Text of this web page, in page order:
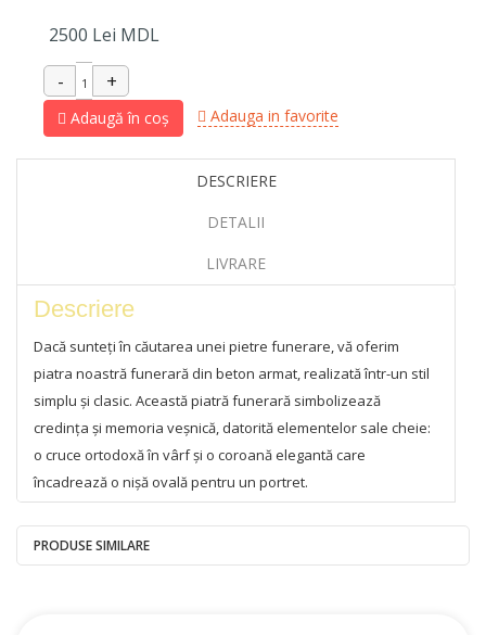
2500 Lei MDL
Adaugă în coș Adauga in favorite
DESCRIERE
DETALII
LIVRARE
Descriere
Dacă sunteți în căutarea unei pietre funerare, vă oferim
piatra noastră funerară din beton armat, realizată într-un stil
simplu și clasic. Această piatră funerară simbolizează
credința și memoria veșnică, datorită elementelor sale cheie:
o cruce ortodoxă în vârf și o coroană elegantă care
încadrează o nișă ovală pentru un portret.
Pietrele noastre funerare din beton sunt fabricate folosind
tehnologii moderne și o plasă de armare, asigurând o
PRODUSE SIMILARE